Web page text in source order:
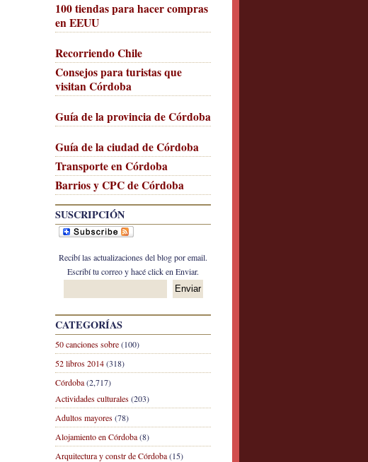
100 tiendas para hacer compras
en EEUU
Recorriendo Chile
Consejos para turistas que
visitan Córdoba
Guía de la provincia de Córdoba
Guía de la ciudad de Córdoba
Transporte en Córdoba
Barrios y CPC de Córdoba
SUSCRIPCIÓN
Recibí las actualizaciones del blog por email.
Escribí tu correo y hacé click en Enviar.
CATEGORÍAS
50 canciones sobre(100)
52 libros 2014(318)
Córdoba(2,717)
Actividades culturales(203)
Adultos mayores(78)
Alojamiento en Córdoba(8)
Arquitectura y constr de Córdoba(15)